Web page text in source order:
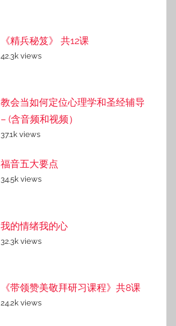
《精兵秘笈》 共12课
42.3k views
教会当如何定位心理学和圣经辅导
– (含音频和视频）
37.1k views
福音五大要点
34.5k views
我的情绪我的心
32.3k views
《带领赞美敬拜研习课程》共8课
24.2k views